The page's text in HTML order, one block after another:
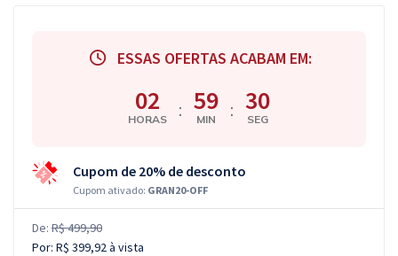
ESSAS OFERTAS ACABAM EM:
02
HORAS : 59
MIN : 30
SEG
Cupom de 20% de desconto
Cupom ativado: GRAN20-OFF
De: R$ 499,90
Por: R$ 399,92à vista